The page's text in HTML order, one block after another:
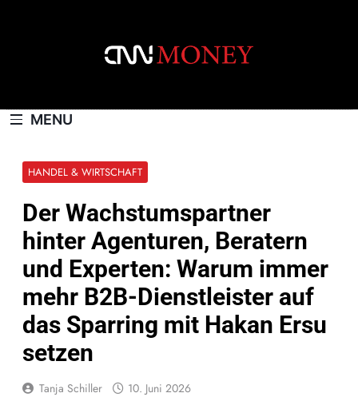
MENU
HANDEL & WIRTSCHAFT
Der Wachstumspartner
hinter Agenturen, Beratern
und Experten: Warum immer
mehr B2B-Dienstleister auf
das Sparring mit Hakan Ersu
setzen
Tanja Schiller 10. Juni 2026